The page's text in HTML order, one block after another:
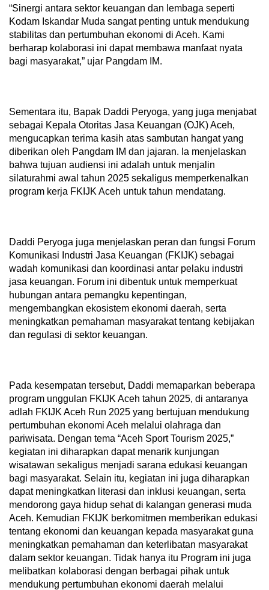
“Sinergi antara sektor keuangan dan lembaga seperti
Kodam Iskandar Muda sangat penting untuk mendukung
stabilitas dan pertumbuhan ekonomi di Aceh. Kami
berharap kolaborasi ini dapat membawa manfaat nyata
bagi masyarakat,” ujar Pangdam IM.
Sementara itu, Bapak Daddi Peryoga, yang juga menjabat
sebagai Kepala Otoritas Jasa Keuangan (OJK) Aceh,
mengucapkan terima kasih atas sambutan hangat yang
diberikan oleh Pangdam IM dan jajaran. Ia menjelaskan
bahwa tujuan audiensi ini adalah untuk menjalin
silaturahmi awal tahun 2025 sekaligus memperkenalkan
program kerja FKIJK Aceh untuk tahun mendatang.
Daddi Peryoga juga menjelaskan peran dan fungsi Forum
Komunikasi Industri Jasa Keuangan (FKIJK) sebagai
wadah komunikasi dan koordinasi antar pelaku industri
jasa keuangan. Forum ini dibentuk untuk memperkuat
hubungan antara pemangku kepentingan,
mengembangkan ekosistem ekonomi daerah, serta
meningkatkan pemahaman masyarakat tentang kebijakan
dan regulasi di sektor keuangan.
Pada kesempatan tersebut, Daddi memaparkan beberapa
program unggulan FKIJK Aceh tahun 2025, di antaranya
adlah FKIJK Aceh Run 2025 yang bertujuan mendukung
pertumbuhan ekonomi Aceh melalui olahraga dan
pariwisata. Dengan tema “Aceh Sport Tourism 2025,”
kegiatan ini diharapkan dapat menarik kunjungan
wisatawan sekaligus menjadi sarana edukasi keuangan
bagi masyarakat. Selain itu, kegiatan ini juga diharapkan
dapat meningkatkan literasi dan inklusi keuangan, serta
mendorong gaya hidup sehat di kalangan generasi muda
Aceh. Kemudian FKIJK berkomitmen memberikan edukasi
tentang ekonomi dan keuangan kepada masyarakat guna
meningkatkan pemahaman dan keterlibatan masyarakat
dalam sektor keuangan. Tidak hanya itu Program ini juga
melibatkan kolaborasi dengan berbagai pihak untuk
mendukung pertumbuhan ekonomi daerah melalui